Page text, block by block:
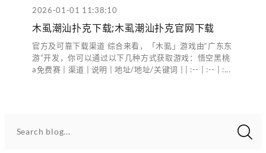
2026-01-01 11:38:10
木虱潮汕扑克下载;木虱潮汕扑克官网下载
官方及可靠下载渠道 综合来看，「木虱」游戏由“广东东
游”开发，你可以通过以下几种方式获取游戏：悟空黑桃
a免费赛 | 渠道 | 说明 | 地址/地址/关键词 | | :-- | :-- | :...
Search blog...